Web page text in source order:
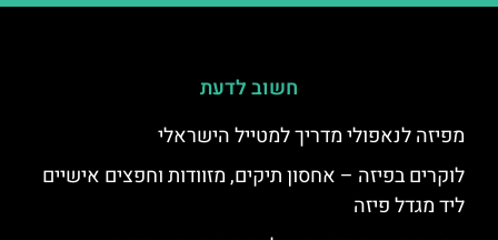
חשוב לדעת
מפיזה לנאפולי מדריך למטייל הישראלי
לוקרים בפיזה – אחסון תיקים, מזוודות וחפצים אישיים
ליד מגדל פיזה